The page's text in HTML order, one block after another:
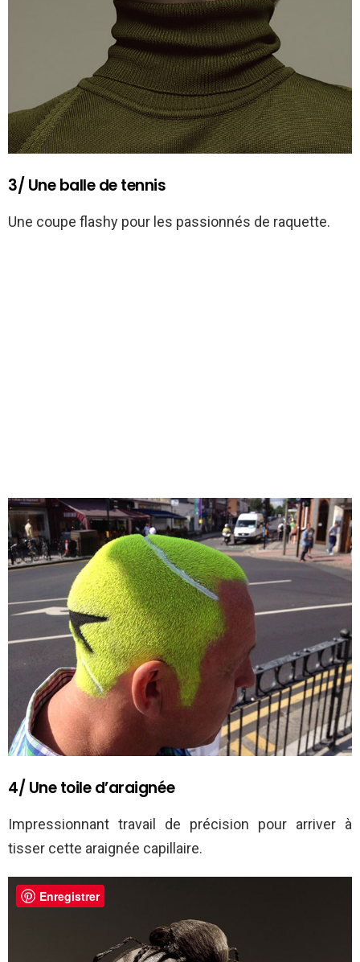
3/ Une balle de tennis
Une coupe flashy pour les passionnés de raquette.
4/ Une toile d’araignée
Impressionnant travail de précision pour arriver à
tisser cette araignée capillaire.
Enregistrer